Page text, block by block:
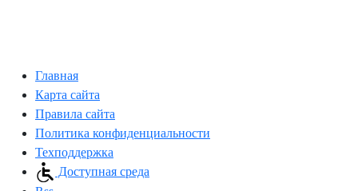
Главная
Карта сайта
Правила сайта
Политика конфиденциальности
Техподдержка
Доступная среда